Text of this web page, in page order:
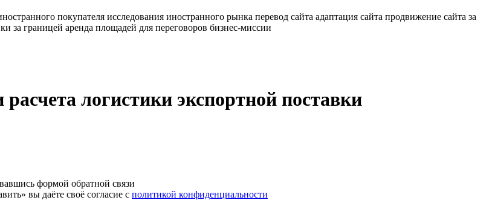
покупателя исследования иностранного рынка перевод сайта адаптация сайта продвижение сайта за
за границей аренда площадей для переговоров бизнес-миссии
логистики экспортной поставки
формой обратной связи
вы даёте своё согласие с политикой конфиденциальности